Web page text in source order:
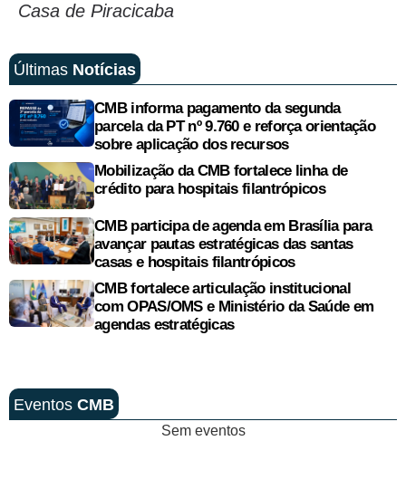
Casa de Piracicaba
Últimas Notícias
CMB informa pagamento da segunda
parcela da PT nº 9.760 e reforça orientação
sobre aplicação dos recursos
Mobilização da CMB fortalece linha de
crédito para hospitais filantrópicos
CMB participa de agenda em Brasília para
avançar pautas estratégicas das santas
casas e hospitais filantrópicos
CMB fortalece articulação institucional
com OPAS/OMS e Ministério da Saúde em
agendas estratégicas
Eventos CMB
Sem eventos